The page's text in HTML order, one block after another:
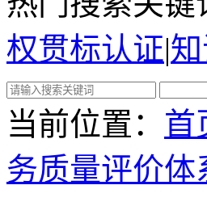
权贯标认证|
当前位置 ： 首
务质量评价体